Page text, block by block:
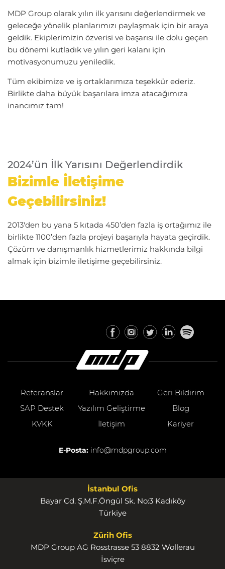
MDP Group olarak yılın ilk yarısını değerlendirmek ve
geleceğe yönelik planlarımızı paylaşmak için bir araya
geldik. Ekiplerimizin özverisi ve başarısı ile dolu geçen
bu dönemi kutladık ve yılın geri kalanı için
motivasyonumuzu yeniledik.
Tüm ekibimize ve iş ortaklarımıza teşekkür ederiz.
Birlikte daha büyük başarılara imza atacağımıza
inancımız tam!
2024’ün İlk Yarısını Değerlendirdik
Bizimle İletişime
Geçebilirsiniz!
2013'den bu yana 5 kıtada 450’den fazla iş ortağımız ile
birlikte 1100’den fazla projeyi başarıyla hayata geçirdik.
Çözüm ve danışmanlık hizmetlerimiz hakkında bilgi
almak için bizimle iletişime geçebilirsiniz.
Referanslar Hakkımızda
Geri Bildirim
SAP Destek
Yazılım Geliştirme
Blog
KVKK
İletişim Kariyer
E-Posta: info@mdpgroup.com
İstanbul Ofis
Bayar Cd. Ş.M.F.Öngül Sk. No:3 Kadıköy
Türkiye
Zürih Ofis
MDP Group AG Rosstrasse 53 8832 Wollerau
İsviçre